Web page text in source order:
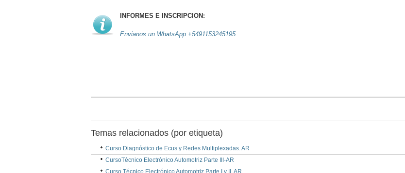
INFORMES E INSCRIPCION:
Envianos un WhatsApp +5491153245195
Temas relacionados (por etiqueta)
Curso Diagnóstico de Ecus y Redes Multiplexadas. AR
CursoTécnico Electrónico Automotriz Parte III-AR